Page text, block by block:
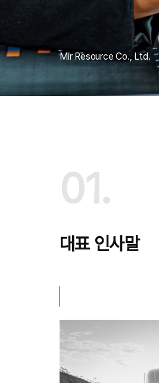
Mir Resource Co., Ltd.
01.
대표 인사말